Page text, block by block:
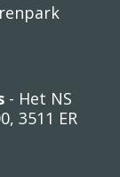
- Het NS
3511 ER